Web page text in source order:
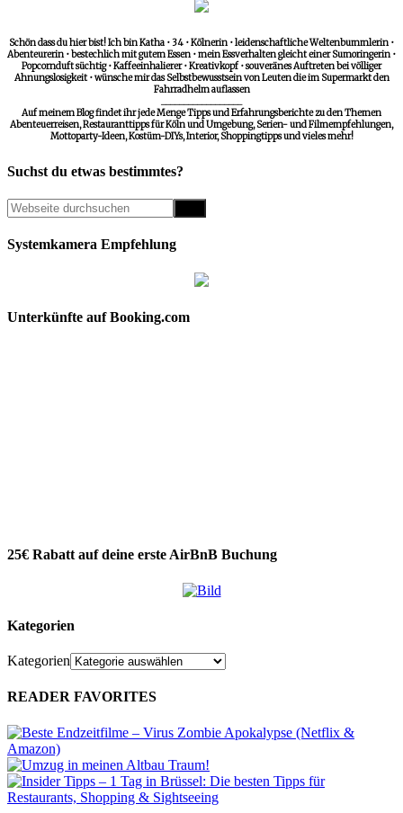
Schön dass du hier bist! Ich bin Katha • 34 • Kölnerin • leidenschaftliche Weltenbummlerin •
Abenteurerin • bestechlich mit gutem Essen • mein Essverhalten gleicht einer Sumoringerin •
Popcornduft süchtig • Kaffeeinhalierer • Kreativkopf • souveränes Auftreten bei völliger
Ahnungslosigkeit • wünsche mir das Selbstbewusstsein von Leuten die im Supermarkt den
Fahrradhelm auflassen
__________________
Auf meinem Blog findet ihr jede Menge Tipps und Erfahrungsberichte zu den Themen
Abenteuerreisen, Restauranttipps für Köln und Umgebung, Serien- und Filmempfehlungen,
Mottoparty-Ideen, Kostüm-DIYs, Interior, Shoppingtipps und vieles mehr!
Suchst du etwas bestimmtes?
Systemkamera Empfehlung
Unterkünfte auf Booking.com
25€ Rabatt auf deine erste AirBnB Buchung
Kategorien
Kategorien
READER FAVORITES